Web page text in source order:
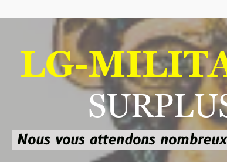
SURPLUS
attendons nombreux et